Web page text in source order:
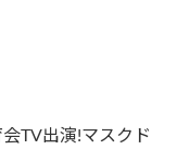
TV出演!マスクド